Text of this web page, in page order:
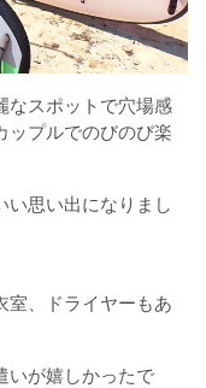
なスポットで穴場感
ップルでのびのび楽
い思い出になりまし
室、ドライヤーもあ
いが嬉しかったで